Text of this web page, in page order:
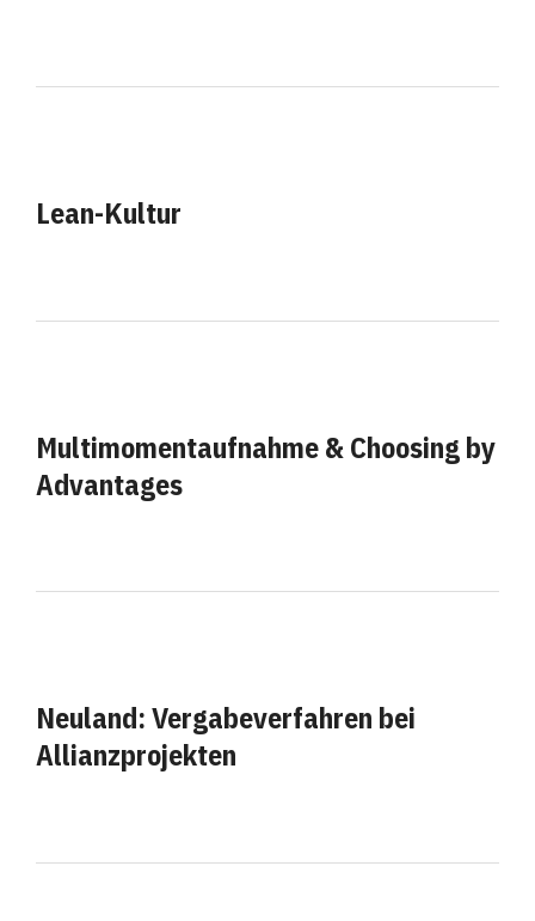
Lean-Kultur
Multimomentaufnahme & Choosing by
Advantages
Neuland: Vergabeverfahren bei
Allianzprojekten